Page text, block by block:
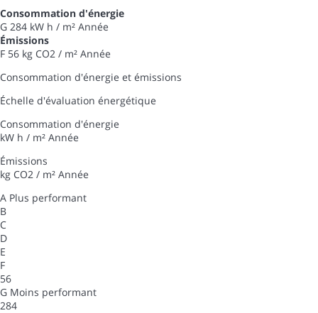
Consommation d'énergie
G 284 kW h / m² Année
Émissions
F 56 kg CO2 / m² Année
Consommation d'énergie et émissions
Échelle d'évaluation énergétique
Consommation d'énergie
kW h / m² Année
Émissions
kg CO2 / m² Année
A Plus performant
B
C
D
E
F
56
G Moins performant
284